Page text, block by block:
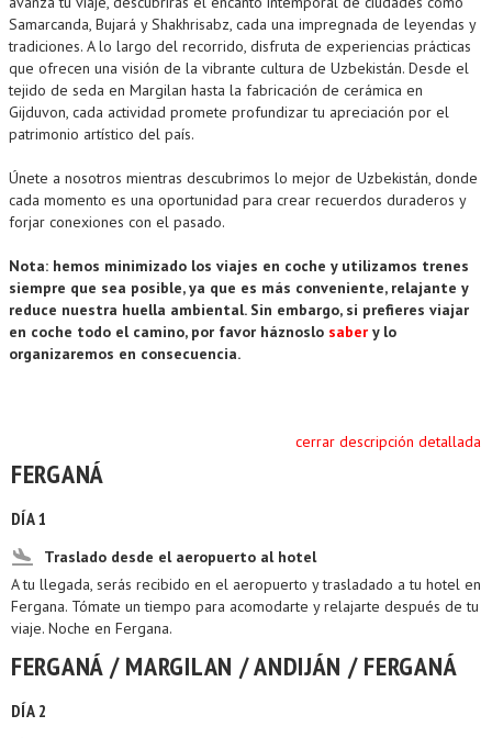
Samarcanda, Bujará y Shakhrisabz, cada una impregnada de leyendas y
tradiciones. A lo largo del recorrido, disfruta de experiencias prácticas
que ofrecen una visión de la vibrante cultura de Uzbekistán. Desde el
tejido de seda en Margilan hasta la fabricación de cerámica en
Gijduvon, cada actividad promete profundizar tu apreciación por el
patrimonio artístico del país.
Únete a nosotros mientras descubrimos lo mejor de Uzbekistán, donde
cada momento es una oportunidad para crear recuerdos duraderos y
forjar conexiones con el pasado.
Nota: hemos minimizado los viajes en coche y utilizamos trenes
siempre que sea posible, ya que es más conveniente, relajante y
reduce nuestra huella ambiental. Sin embargo, si prefieres viajar
en coche todo el camino, por favor háznoslo saber y lo
organizaremos en consecuencia.
cerrar descripción detallada
FERGANÁ
DÍA 1
Traslado desde el aeropuerto al hotel
A tu llegada, serás recibido en el aeropuerto y trasladado a tu hotel en
Fergana. Tómate un tiempo para acomodarte y relajarte después de tu
viaje. Noche en Fergana.
FERGANÁ / MARGILAN / ANDIJÁN / FERGANÁ
DÍA 2